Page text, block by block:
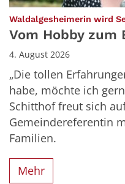
Waldalgesheimerin wird
Vom Hobby zum
4. August 2026
„Die tollen
habe, möchte ich
Schitthof freut sich
Gemeindereferentin
Familien.
Mehr